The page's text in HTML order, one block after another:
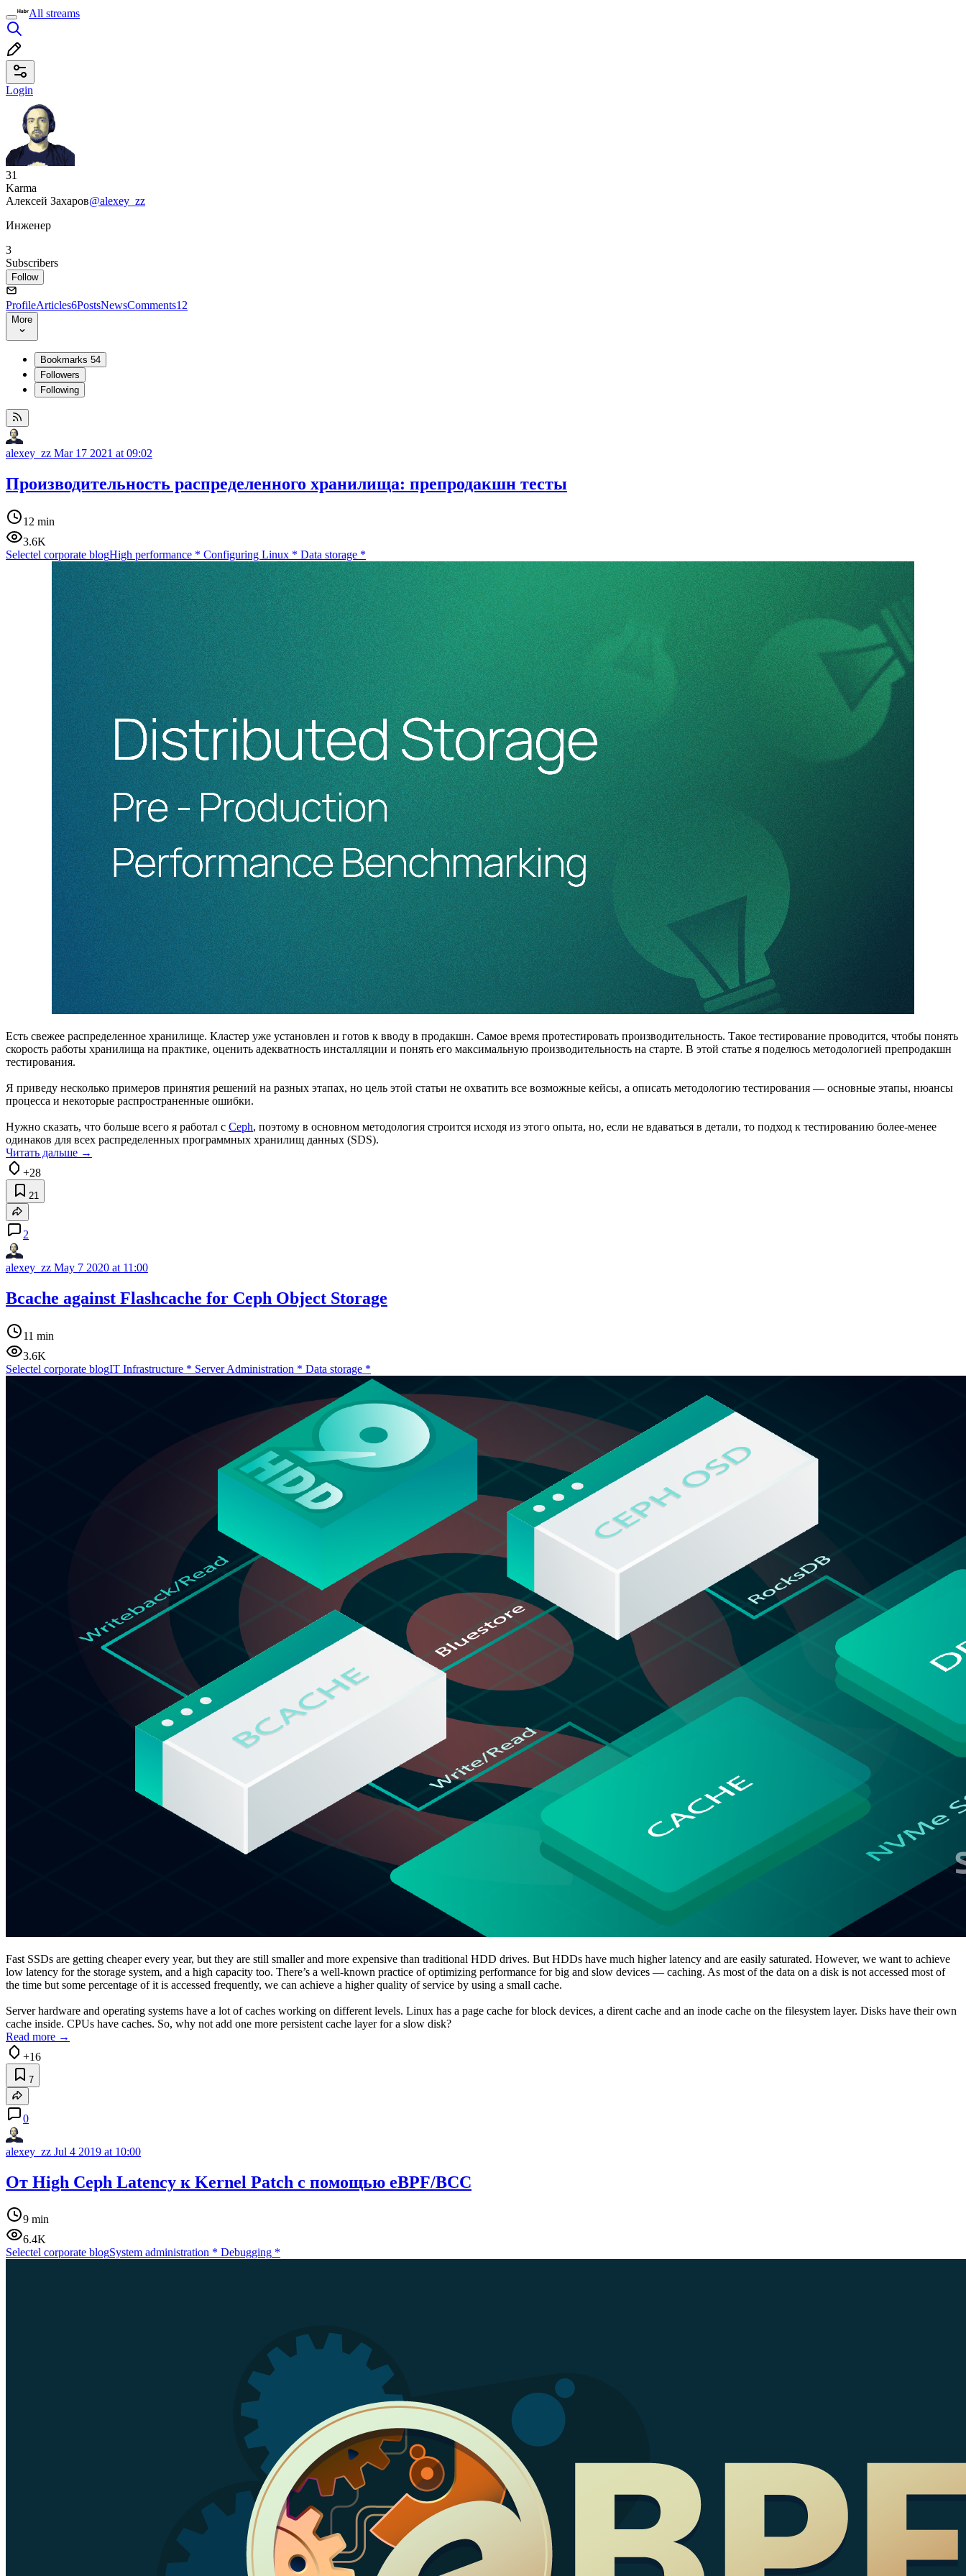
All streams
Login
31
Karma
Алексей Захаров@alexey_zz
Инженер
3
Subscribers
Follow
ProfileArticles6PostsNewsComments12
More
Bookmarks 54
Followers
Following
alexey_zz Mar 17 2021 at 09:02
Производительность распределенного хранилища: препродакшн тесты
12 min
3.6K
Selectel corporate blogHigh performance * Configuring Linux * Data storage *
Есть свежее распределенное хранилище. Кластер уже установлен и готов к вводу в продакшн. Самое время протестировать производительность. Такое тестирование проводится, чтобы понять
скорость работы хранилища на практике, оценить адекватность инсталляции и понять его максимальную производительность на старте. В этой статье я поделюсь методологией препродакшн
тестирования.
Я приведу несколько примеров принятия решений на разных этапах, но цель этой статьи не охватить все возможные кейсы, а описать методологию тестирования — основные этапы, нюансы
процесса и некоторые распространенные ошибки.
Нужно сказать, что больше всего я работал с Ceph, поэтому в основном методология строится исходя из этого опыта, но, если не вдаваться в детали, то подход к тестированию более-менее
одинаков для всех распределенных программных хранилищ данных (SDS).
Читать дальше →
+28
21
2
alexey_zz May 7 2020 at 11:00
Bcache against Flashcache for Ceph Object Storage
11 min
3.6K
Selectel corporate blogIT Infrastructure * Server Administration * Data storage *
Fast SSDs are getting cheaper every year, but they are still smaller and more expensive than traditional HDD drives. But HDDs have much higher latency and are easily saturated. However, we want to achieve
low latency for the storage system, and a high capacity too. There’s a well-known practice of optimizing performance for big and slow devices — caching. As most of the data on a disk is not accessed most of
the time but some percentage of it is accessed frequently, we can achieve a higher quality of service by using a small cache.
Server hardware and operating systems have a lot of caches working on different levels. Linux has a page cache for block devices, a dirent cache and an inode cache on the filesystem layer. Disks have their own
cache inside. CPUs have caches. So, why not add one more persistent cache layer for a slow disk?
Read more →
+16
7
0
alexey_zz Jul 4 2019 at 10:00
От High Ceph Latency к Kernel Patch с помощью eBPF/BCC
9 min
6.4K
Selectel corporate blogSystem administration * Debugging *